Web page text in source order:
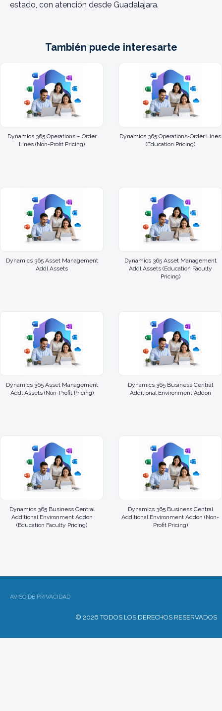
estado, con atención desde Guadalajara.
También puede interesarte
Dynamics 365 Operations – Order
Lines (Non-Profit Pricing)
Dynamics 365 Operations-Order Lines
(Education Pricing)
Dynamics 365 Asset Management
Addl Assets
Dynamics 365 Asset Management
Addl Assets (Education Faculty
Pricing)
Dynamics 365 Asset Management
Addl Assets (Non-Profit Pricing)
Dynamics 365 Business Central
Additional Environment Addon
Dynamics 365 Business Central
Additional Environment Addon
(Education Faculty Pricing)
Dynamics 365 Business Central
Additional Environment Addon (Non-
Profit Pricing)
AVISO DE PRIVACIDAD
© 2026 TODOS LOS DERECHOS RESERVADOS